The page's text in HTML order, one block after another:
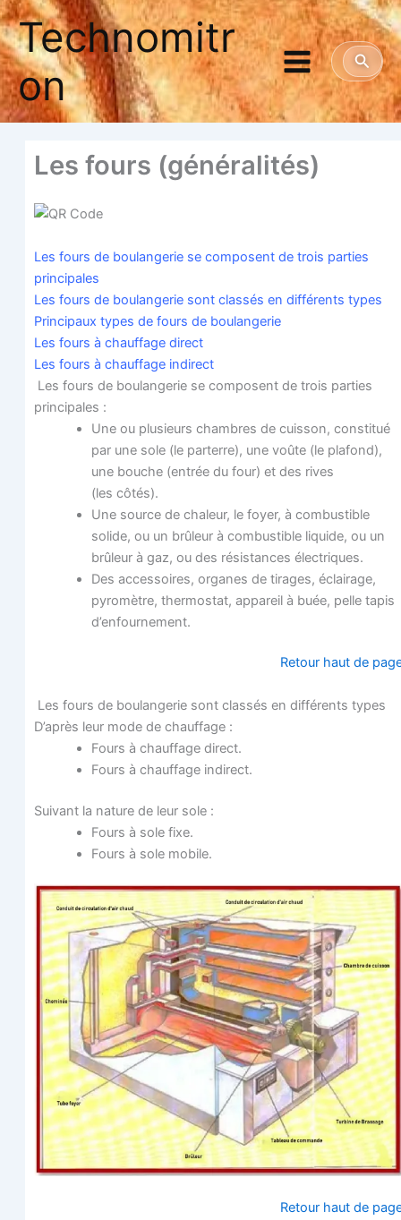
Aller
au
contenu
Technomitr
on
Les fours (géné­ra­li­tés)
Les fours de bou­lan­ge­rie se com­posent de trois par­ties
principales
Les fours de bou­lan­ge­rie sont clas­sés en dif­fé­rents types
Prin­ci­paux types de fours de boulangerie
Les fours à chauf­fage direct
Les fours à chauf­fage indirect
Les fours de bou­lan­ge­rie se com­posent de trois par­ties
principales :
Une ou plu­sieurs chambres de cuis­son, consti­tué
par une sole (le par­terre), une voûte (le pla­fond),
une bouche (entrée du four) et des rives
(les côtés).
Une source de cha­leur, le foyer, à com­bus­tible
solide, ou un brû­leur à com­bus­tible liquide, ou un
brû­leur à gaz, ou des résis­tances électriques.
Des acces­soires, organes de tirages, éclai­rage,
pyro­mètre, ther­mo­stat, appa­reil à buée, pelle tapis
d’enfournement.
Retour haut de
Les fours de bou­lan­ge­rie sont clas­sés en dif­fé­rents types
D’a­près leur mode de chauffage :
Fours à chauf­fage direct.
Fours à chauf­fage indirect.
Sui­vant la nature de leur sole :
Fours à sole fixe.
Fours à sole mobile.
Retour haut de